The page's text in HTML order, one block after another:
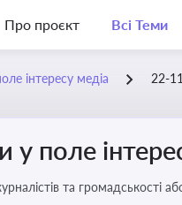
Про проєкт Всі Теми
інтересу медіа 22-
у поле
та